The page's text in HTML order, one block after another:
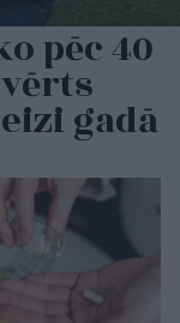
pēc 40
gadā